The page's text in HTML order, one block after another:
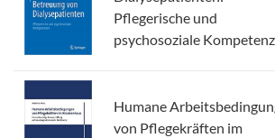
Pflegerische und
psychosoziale
Humane
von Pflegekräften im